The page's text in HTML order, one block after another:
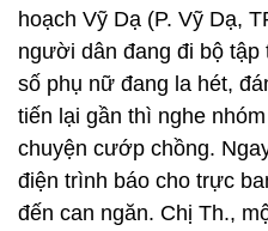
hoạch Vỹ Dạ (P. Vỹ Dạ,
người dân đang đi bộ tập
số phụ nữ đang la hét,
tiến lại gần thì nghe
chuyện cướp chồng.
điện trình báo cho trực
đến can ngăn. Chị Th.,